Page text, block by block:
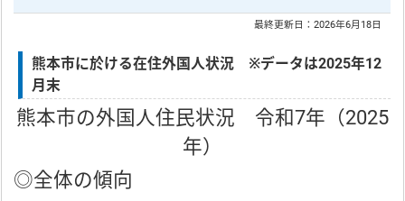
最終更新日：2026年6月18日
熊本市に於ける在住外国人状況 ※データは2025年12
月末
熊本市の外国人住民状況 令和7年（2025
年）
◎全体の傾向